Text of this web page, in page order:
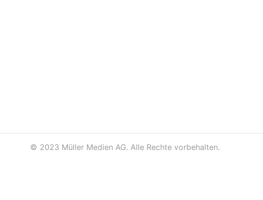
© 2023 Müller Medien AG. Alle Rechte vorbehalten.